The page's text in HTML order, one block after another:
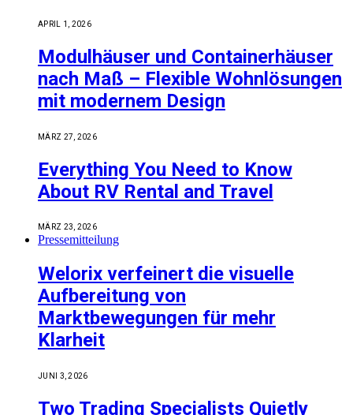
APRIL 1, 2026
Modulhäuser und Containerhäuser
nach Maß – Flexible Wohnlösungen
mit modernem Design
MÄRZ 27, 2026
Everything You Need to Know
About RV Rental and Travel
MÄRZ 23, 2026
Pressemitteilung
Welorix verfeinert die visuelle
Aufbereitung von
Marktbewegungen für mehr
Klarheit
JUNI 3, 2026
Two Trading Specialists Quietly